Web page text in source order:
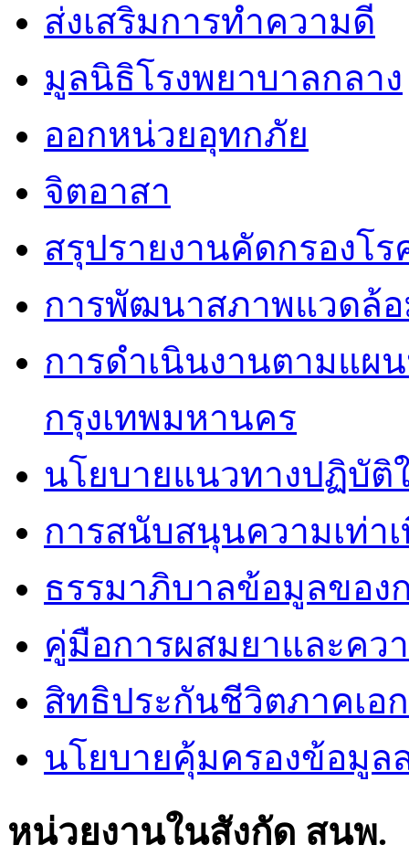
ส่งเสริมการทำความดี
มูลนิธิโรงพยาบาลกลาง
ออกหน่วยอุทกภัย
จิตอาสา
สรุปรายงานคัดกรองโ
การพัฒนาสภาพแวดล้อ
การดำเนินงานตามแผ
กรุงเทพมหานคร
นโยบายแนวทางปฏิบัติ
การสนับสนุนความเท่า
ธรรมาภิบาลข้อมูลของ
คู่มือการผสมยาและคว
สิทธิประกันชีวิตภาคเอ
นโยบายคุ้มครองข้อมูล
หน่วยงานในสังกัด สนพ.